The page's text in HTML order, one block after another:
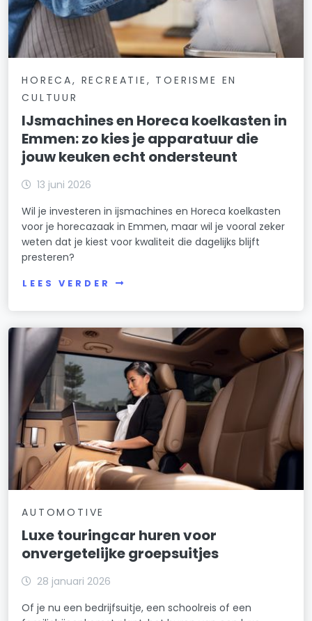
HORECA, RECREATIE, TOERISME EN
CULTUUR
IJsmachines en Horeca koelkasten in
Emmen: zo kies je apparatuur die
jouw keuken echt ondersteunt
13 juni 2026
Wil je investeren in ijsmachines en Horeca koelkasten
voor je horecazaak in Emmen, maar wil je vooral zeker
weten dat je kiest voor kwaliteit die dagelijks blijft
presteren?
LEES VERDER
AUTOMOTIVE
Luxe touringcar huren voor
onvergetelijke groepsuitjes
28 januari 2026
Of je nu een bedrijfsuitje, een schoolreis of een